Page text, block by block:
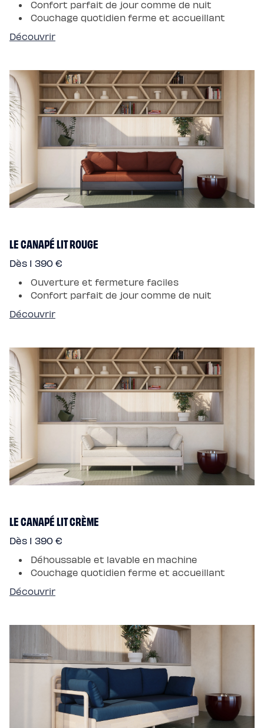
Confort parfait de jour comme de nuit
Couchage quotidien ferme et accueillant
Découvrir
LE CANAPÉ LIT ROUGE
Dès 1 390 €
Ouverture et fermeture faciles
Confort parfait de jour comme de nuit
Découvrir
LE CANAPÉ LIT CRÈME
Dès 1 390 €
Déhoussable et lavable en machine
Couchage quotidien ferme et accueillant
Découvrir